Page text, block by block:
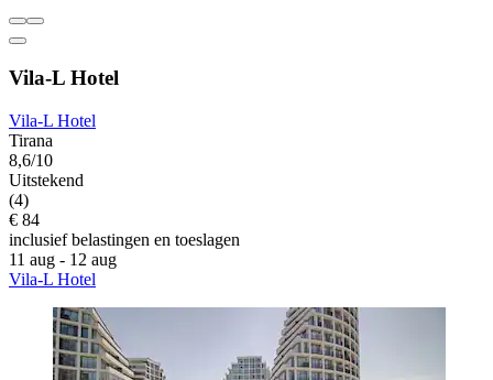
Vila-L Hotel
Vila-L Hotel
Tirana
8,6/10
Uitstekend
(4)
€ 84
inclusief belastingen en toeslagen
11 aug - 12 aug
Vila-L Hotel